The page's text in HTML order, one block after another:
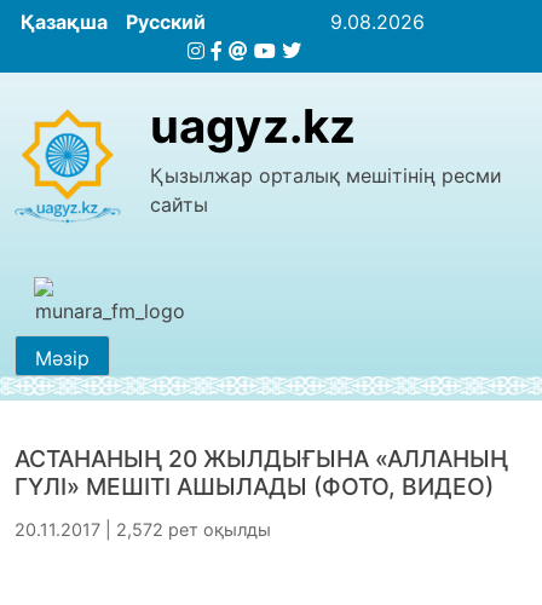
Қазақша Русский 9.08.2026
uagyz.kz
Қызылжар орталық мешітінің ресми
сайты
Мәзір
АСТАНАНЫҢ 20 ЖЫЛДЫҒЫНА «АЛЛАНЫҢ
ГҮЛІ» МЕШІТІ АШЫЛАДЫ (ФОТО, ВИДЕО)
20.11.2017 | 2,572 рет оқылды